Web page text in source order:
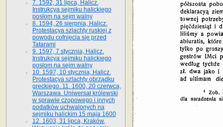
7. 1592, 31 lipca, Halicz.
Instrukcya sejmiku halickiego
posłom na sejm walny
8. 1594, 26 sierpnia, Halicz.
Protestacya szlachty ruskiej z
powodu cofnięcia się przed
Tatarami
9. 1597, 7 stycznia, Halicz.
Instrukcya sejmiku halickiego
posłom na sejm walny
10. 1597, 10 stycznia, Halicz.
Protestacya szlachty obrządku
greckiego. 11. 1600, 20 czerwca,
Warszawa. Uniwersał królewski
w sprawie czopowego i innych
podatków uchwalonych na
sejmiku halickim 15 maja 1600
12. 1603, 31 lipca, Kraków.